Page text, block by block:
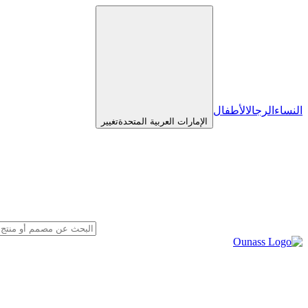
النساء الرجالالأطفال
الإمارات العربية المتحدةتغيير